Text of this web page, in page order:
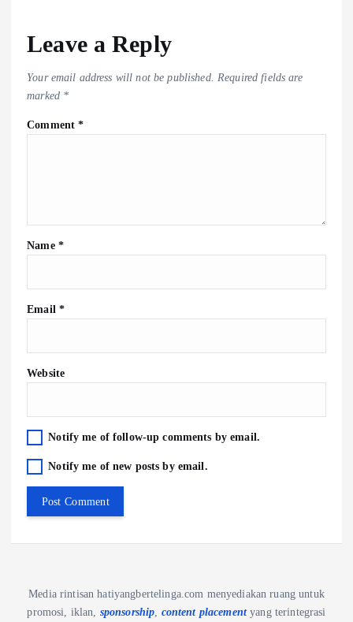
Leave a Reply
Your email address will not be published. Required fields are
marked *
Comment*
Name *
Email *
Website
Notify me of follow-up comments by email.
Notify me of new posts by email.
Media rintisan hatiyangbertelinga.com menyediakan ruang untuk
promosi, iklan, sponsorship content placementyang terintegrasi